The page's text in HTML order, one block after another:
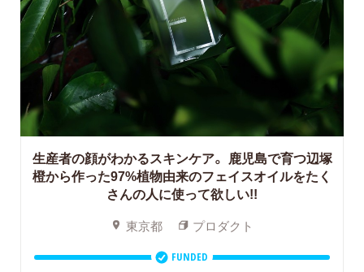
生産者の顔がわかるスキンケア。 鹿児島で育つ辺塚
橙から作った97%植物由来のフェイスオイルをたく
さんの人に使って欲しい!!
東京都 プロダクト
FUNDED